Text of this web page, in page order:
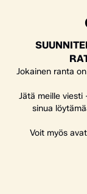
Jokainen ranta
Jätä meille
sinua
Voit myös